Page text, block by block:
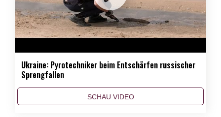
Ukraine: Pyrotechniker beim Entschärfen russischer
Sprengfallen
SCHAU VIDEO